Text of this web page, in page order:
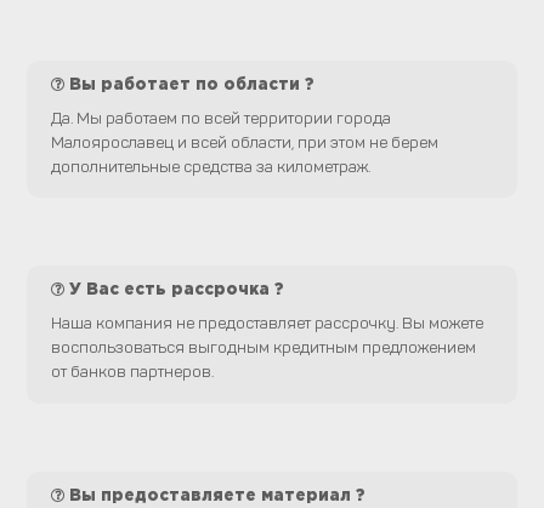
Вы работает по области ?
Да. Мы работаем по всей территории города
Малоярославец и всей области, при этом не берем
дополнительные средства за километраж.
У Вас есть рассрочка ?
Наша компания не предоставляет рассрочку. Вы можете
воспользоваться выгодным кредитным предложением
от банков партнеров.
Вы предоставляете материал ?